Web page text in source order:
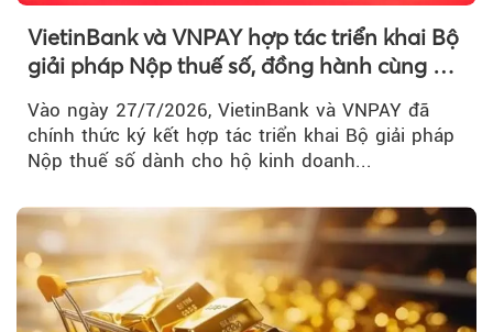
VietinBank và VNPAY hợp tác triển khai Bộ
giải pháp Nộp thuế số, đồng hành cùng hộ
Vào ngày 27/7/2026, VietinBank và VNPAY đã
chính thức ký kết hợp tác triển khai Bộ giải pháp
Nộp thuế số dành cho hộ kinh doanh...